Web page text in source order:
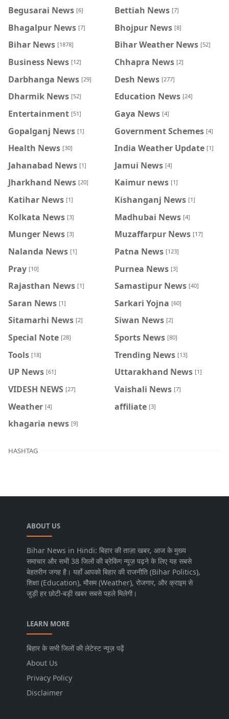
Begusarai News [6] Bettiah News [7]
Bhagalpur News [7] Bhojpur News [8]
Bihar News [1878] Bihar Weather News [52]
Business News [12] Chhapra News [2]
Darbhanga News [29] Desh News [277]
Dharmik News [52] Education News [24]
Entertainment [51] Gaya News [4]
Gopalganj News [1] Government Schemes [4]
Health News [30] India Weather Update [1]
Jahanabad News [1] Jamui News [4]
Jharkhand News [20] Kaimur news [1]
Katihar News [1] Kishanganj News [1]
Kolkata News [3] Madhubai News [4]
Munger News [3] Muzaffarpur News [17]
Nalanda News [1] Patna News [123]
Pray [10] Purnea News [3]
Rajasthan News [1] Samastipur News [40]
Saran News [1] Sarkari Yojna [60]
Sitamarhi News [2] Siwan News [2]
Special Note [28] Sports News [80]
Tools [18] Trending News [13]
UP News [61] Uttarakhand News [1]
VIDESH NEWS [27] Vaishali News [7]
Weather [4] affiliate [3]
khagaria news [9]
HASHTAG
ABOUT US
Bihar News in Hindi: बिहार की ताज़ा खबर, आज के मुख्य
समाचार और सभी 38 जिलों की ब्रेकिंग न्यूज़ पढ़ने के लिए यह सबसे
बेहतरीन जगह है। यहाँ आपको बिहार की राजनीति (Bihar Politics),
शिक्षा (Education), मौसम (Weather), रोजगार, और क्राइम से
जुड़ी हर छोटी-बड़ी खबर सबसे पहले मिलेगी।
LEARN MORE
बिहार के सभी जिलों की लेटेस्ट न्यूज़ पढ़ें
About Us
Privacy Policy
Disclaimer